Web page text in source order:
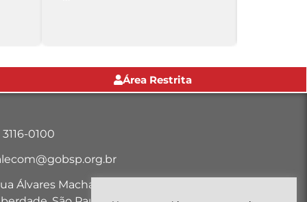
Área Restrita
3116-0100
Álvares Machado, nº 18, Bairro